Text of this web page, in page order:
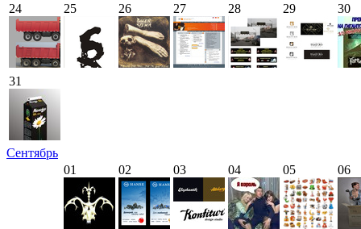
24 25 26 27 28 29 30
31
Сентябрь
01
02 03 04 05 06